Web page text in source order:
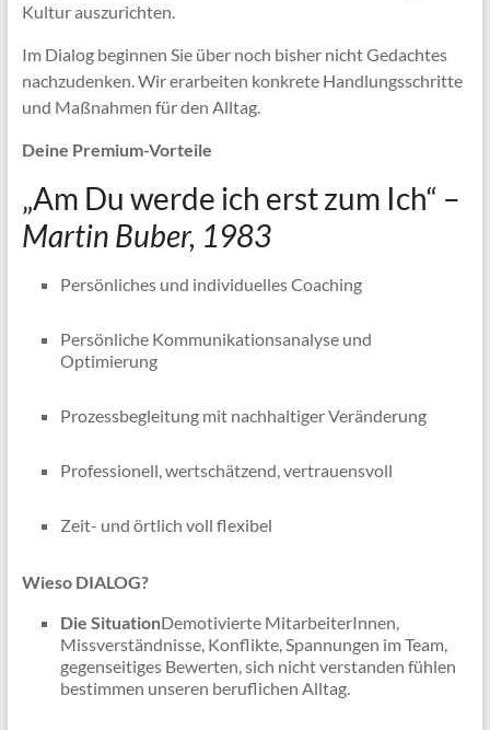
Kultur auszurichten.
Im Dialog beginnen Sie über noch bisher nicht Gedachtes
nachzudenken. Wir erarbeiten konkrete Handlungsschritte
und Maßnahmen für den Alltag.
Deine Premium-Vorteile
„Am Du werde ich erst zum Ich“ –
Martin Buber, 1983
Persönliches und individuelles Coaching
Persönliche Kommunikationsanalyse und
Optimierung
Prozessbegleitung mit nachhaltiger Veränderung
Professionell, wertschätzend, vertrauensvoll
Zeit- und örtlich voll flexibel
Wieso DIALOG?
Die SituationDemotivierte MitarbeiterInnen,
Missverständnisse, Konflikte, Spannungen im Team,
gegenseitiges Bewerten, sich nicht verstanden fühlen
bestimmen unseren beruflichen Alltag.